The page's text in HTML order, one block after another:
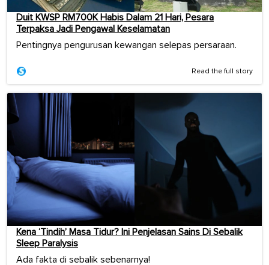
Duit KWSP RM700K Habis Dalam 21 Hari, Pesara
Terpaksa Jadi Pengawal Keselamatan
Pentingnya pengurusan kewangan selepas persaraan.
Read the full story
Kena ‘Tindih’ Masa Tidur? Ini Penjelasan Sains Di Sebalik
Sleep Paralysis
Ada fakta di sebalik sebenarnya!